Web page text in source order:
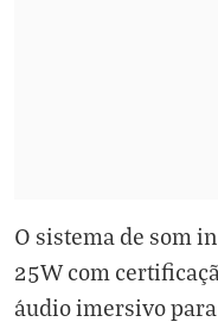
O sistema de som
25W com
áudio imersivo